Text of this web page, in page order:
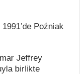
Poźniak
Jeffrey
birlikte